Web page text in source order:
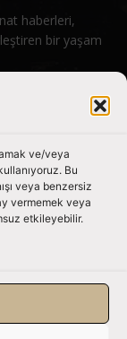
ve/veya
Bu
veya benzersiz
vermemek veya
etkileyebilir.
haberleri,
bir yaşam